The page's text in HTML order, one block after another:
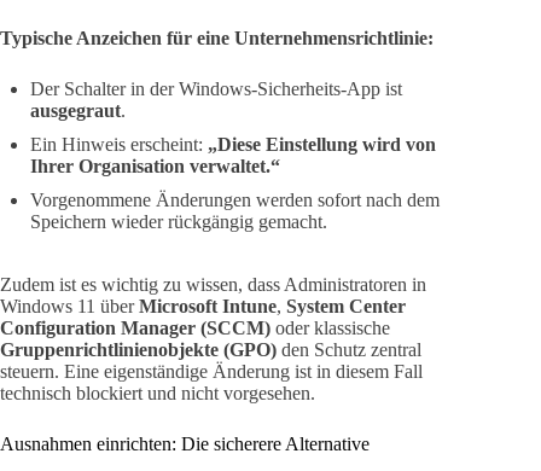
Typische Anzeichen für eine Unternehmensrichtlinie:
Der Schalter in der Windows-Sicherheits-App ist
ausgegraut.
Ein Hinweis erscheint: „Diese Einstellung wird von
Ihrer Organisation verwaltet.“
Vorgenommene Änderungen werden sofort nach dem
Speichern wieder rückgängig gemacht.
Zudem ist es wichtig zu wissen, dass Administratoren in
Windows 11 überMicrosoft Intune, System Center
Configuration Manager (SCCM) oder klassische
Gruppenrichtlinienobjekte (GPO) den Schutz zentral
steuern. Eine eigenständige Änderung ist in diesem Fall
technisch blockiert und nicht vorgesehen.
Ausnahmen einrichten: Die sicherere Alternative